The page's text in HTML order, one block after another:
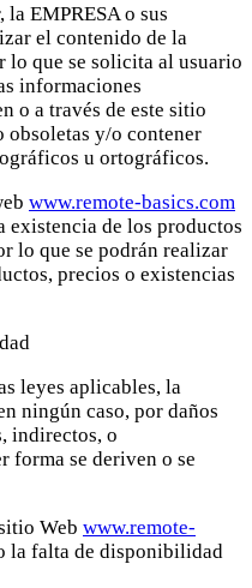
EMPRESA o sus
el contenido de la
lo que se solicita al usuario
informaciones
o a través de este sitio
obsoletas y/o contener
u ortográficos.
www.remote-basics.com
existencia de los productos
lo que se podrán realizar
precios o existencias
leyes aplicables, la
ningún caso, por daños
indirectos, o
forma se deriven o se
Web www.remote-
la falta de disponibilidad